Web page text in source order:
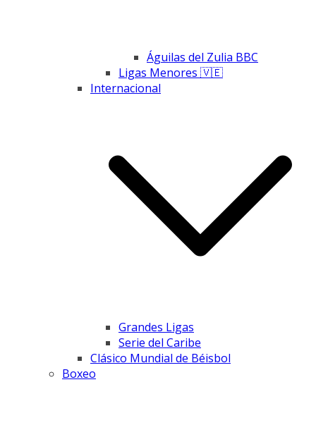
Águilas del Zulia BBC
Ligas Menores 🇻🇪
Internacional
Grandes Ligas
Serie del Caribe
Clásico Mundial de Béisbol
Boxeo